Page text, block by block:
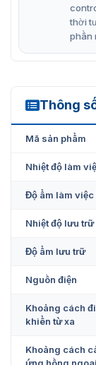
Vật liệu
thiết kế
hãng ở
VietnamSmart
kiểm soát ra
nghệ cảm ứng
nghiệm mở
lựa chọn sản
chuyên
thời
phần
Thông
TLEB-R
Mã sản phẩm
Nhiệt độ làm
Độ ẩm làm việc
Nhiệt độ lưu trữ
Độ ẩm lưu trữ
Nguồn điện
Khoảng cách
khiển từ xa
Khoảng cách
ứng hồng ngoại